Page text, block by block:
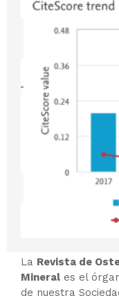
La Revista de
Mineral es el
de nuestra